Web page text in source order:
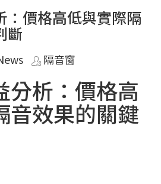
：價格高低與實際隔
斷
隔音窗
分析：價格高
音效果的關鍵